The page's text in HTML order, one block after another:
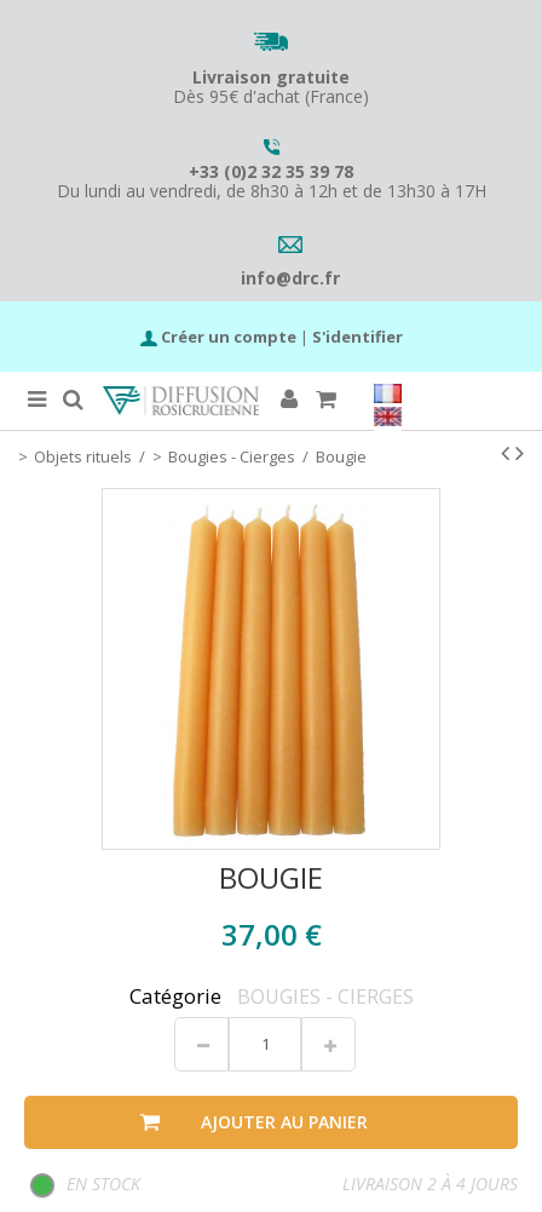
Livraison gratuite
Dès 95€ d'achat (France)
+33 (0)2 32 35 39 78
Du lundi au vendredi, de 8h30 à 12h et de 13h30 à 17H
info@drc.fr
Créer un compte | S'identifier
Objets rituels / Bougies - Cierges / Bougie
BOUGIE
37,00 €
Catégorie BOUGIES - CIERGES
AJOUTER AU PANIER
EN STOCK LIVRAISON 2 À 4 JOURS